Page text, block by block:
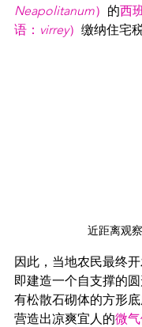
Neapolitanum） 的西
语： virrey） 缴纳住宅
近距离观
因此，当地农民最终开
即建造一个自支撑的
有松散石砌体的方形
营造出凉爽宜人的微